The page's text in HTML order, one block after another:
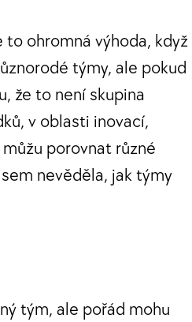
to ohromná výhoda, když
týmy, ale pokud
že to není skupina
v oblasti inovací,
porovnat různé
nevěděla, jak týmy
tým, ale pořád mohu